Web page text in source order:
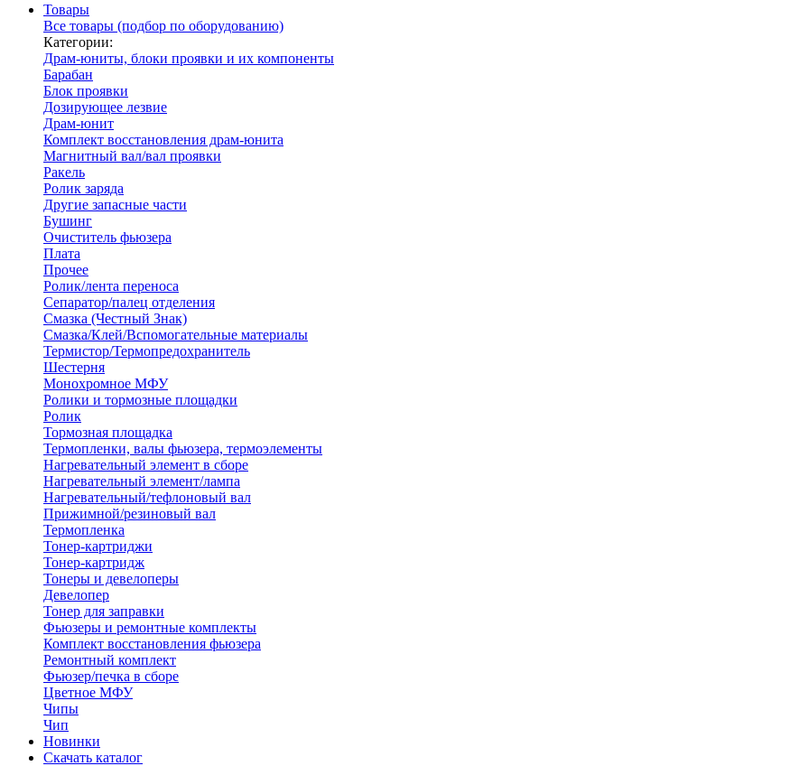
Товары
Все товары (подбор по оборудованию)
Категории:
Драм-юниты, блоки проявки и их компоненты
Барабан
Блок проявки
Дозирующее лезвие
Драм-юнит
Комплект восстановления драм-юнита
Магнитный вал/вал проявки
Ракель
Ролик заряда
Другие запасные части
Бушинг
Очиститель фьюзера
Плата
Прочее
Ролик/лента переноса
Сепаратор/палец отделения
Смазка (Честный Знак)
Смазка/Клей/Вспомогательные материалы
Термистор/Термопредохранитель
Шестерня
Монохромное МФУ
Ролики и тормозные площадки
Ролик
Тормозная площадка
Термопленки, валы фьюзера, термоэлементы
Нагревательный элемент в сборе
Нагревательный элемент/лампа
Нагревательный/тефлоновый вал
Прижимной/резиновый вал
Термопленка
Тонер-картриджи
Тонер-картридж
Тонеры и девелоперы
Девелопер
Тонер для заправки
Фьюзеры и ремонтные комплекты
Комплект восстановления фьюзера
Ремонтный комплект
Фьюзер/печка в сборе
Цветное МФУ
Чипы
Чип
Новинки
Скачать каталог